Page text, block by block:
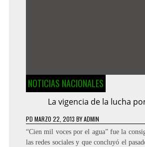
NOTICIAS NACIONALES
La vigencia de la lucha
PD MARZO 22, 2013 BYADMIN
“Cien mil voces por el agua” fue la
las redes sociales y que concluyó el